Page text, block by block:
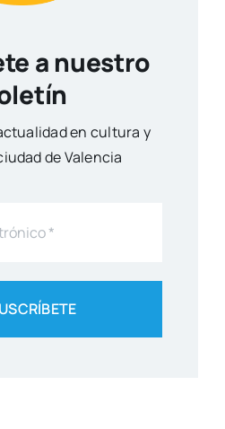
a nuestro
en cul­tu­ra y
de Valen­cia